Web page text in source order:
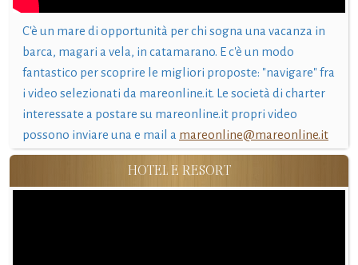
C'è un mare di opportunità per chi sogna una vacanza in
barca, magari a vela, in catamarano. E c'è un modo
fantastico per scoprire le migliori proposte: "navigare" fra
i video selezionati da mareonline.it. Le società di charter
interessate a postare su mareonline.it propri video
possono inviare una e mail a mareonline@mareonline.it
HOTEL E RESORT